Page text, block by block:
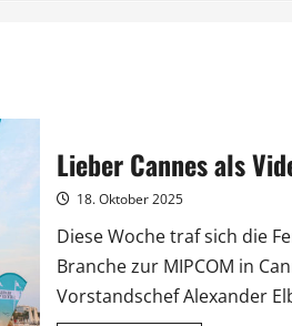
Lieber Cannes als
18. Oktober 2025
Diese Woche traf sich die
Branche zur MIPCOM in
Vorstandschef Alexander